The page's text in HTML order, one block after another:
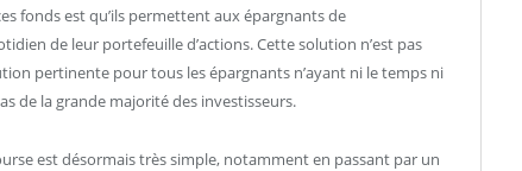
fonds est qu’ils permettent aux épargnants de
de leur portefeuille d’actions. Cette solution n’est pas
pertinente pour tous les épargnants n’ayant ni le temps ni
de la grande majorité des investisseurs.
est désormais très simple, notamment en passant par un